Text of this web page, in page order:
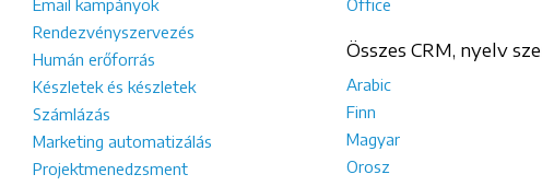
Email kampányok
Rendezvényszervezés
Humán erőforrás
Készletek és készletek
Számlázás
Marketing automatizálás
Projektmenedzsment
Office
Összes CRM, nyelv
Arabic
Finn
Magyar
Orosz